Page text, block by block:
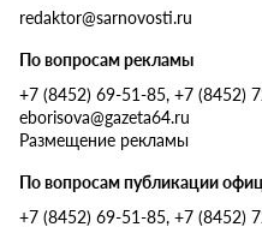
redaktor@sarnovosti.ru
По вопросам рекламы
+7 (8452) 69-51-85, +7 (8452)
eborisova@gazeta64.ru
Размещение рекламы
По вопросам публикации
+7 (8452) 69-51-85, +7 (8452)